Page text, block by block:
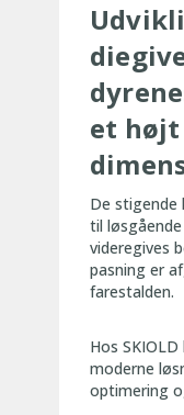
et højt
De stigende
til
videregives
pasning er
farestalden.
Hos
moderne
optimering